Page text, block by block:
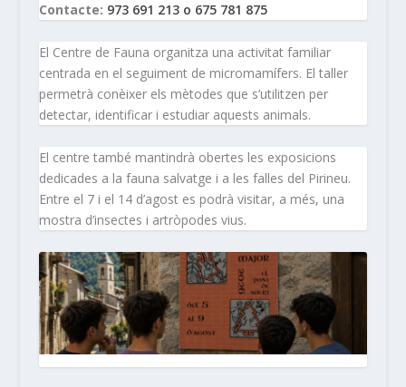
Contacte: 973 691 213 o 675 781 875
El Centre de Fauna organitza una activitat familiar
centrada en el seguiment de micromamífers. El taller
permetrà conèixer els mètodes que s’utilitzen per
detectar, identificar i estudiar aquests animals.
El centre també mantindrà obertes les exposicions
dedicades a la fauna salvatge i a les falles del Pirineu.
Entre el 7 i el 14 d’agost es podrà visitar, a més, una
mostra d’insectes i artròpodes vius.